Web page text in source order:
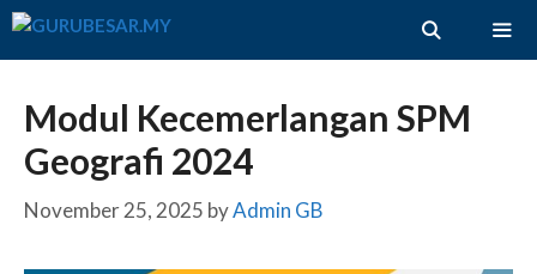
Skip
Modul Kecemerlangan SPM
Geografi 2024
November 25, 2025 byAdmin GB